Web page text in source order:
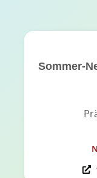
Sommer-